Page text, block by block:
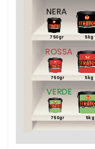
NERA
ROSSA
VERDE
5kg
5kg
5kg
750gr
750gr
750gr